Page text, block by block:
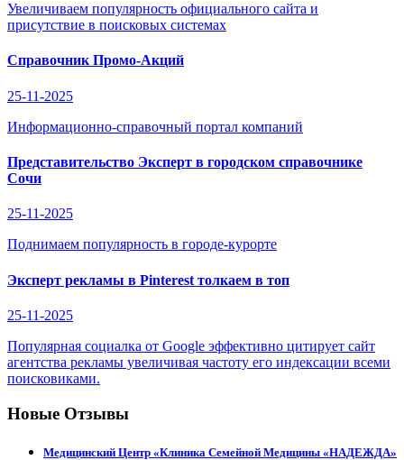
Увеличиваем популярность официального сайта и
присутствие в поисковых системах
Справочник Промо-Акций
25-11-2025
Информационно-справочный портал компаний
Представительство Эксперт в городском справочнике
Сочи
25-11-2025
Поднимаем популярность в городе-курорте
Эксперт рекламы в Pinterest толкаем в топ
25-11-2025
Популярная социалка от Google эффективно цитирует сайт
агентства рекламы увеличивая частоту его индексации всеми
поисковиками.
Новые Отзывы
Медицинский Центр «Клиника Семейной Медицины «НАДЕЖДА»